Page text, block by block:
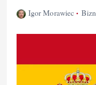
Igor Morawiec